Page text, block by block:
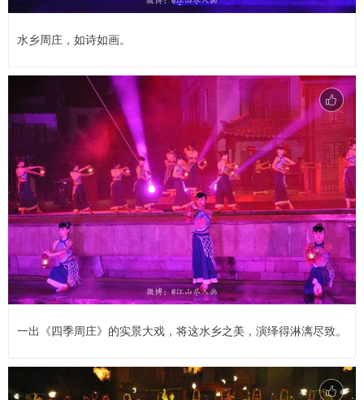
水乡周庄，如诗如画。
一出《四季周庄》的实景大戏，将这水乡之美，演绎得淋漓尽致。